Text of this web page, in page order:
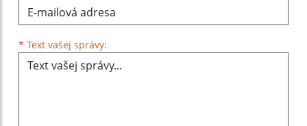
* Text vašej správy: